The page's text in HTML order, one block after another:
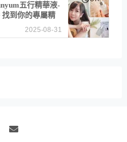
五行精華液-
到你的專屬精
・賦精華」維持
2025-08-31